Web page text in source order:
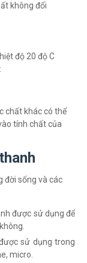
không đổi
độ 20 độ C
chất khác có thể
tính chất của
đời sống và các
được sử dụng để
sử dụng trong
micro.